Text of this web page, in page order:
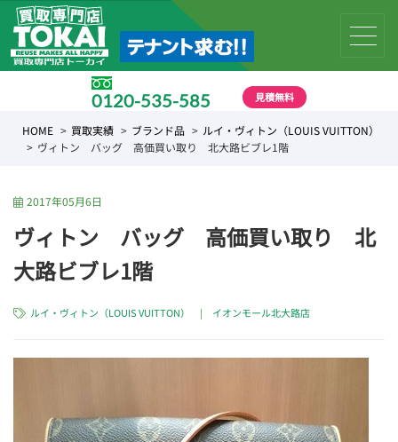
0120-535-585 見積無料
HOME 買取実績 ブランド品
ルイ・ヴィトン（LOUIS VUITTON）
ヴィトン バッグ 高価買い取り 北大路ビブレ1階
2017年05月6日
ヴィトン バッグ 高価買い取り 北
大路ビブレ1階
ルイ・ヴィトン（LOUIS VUITTON） | イオンモール北大路店